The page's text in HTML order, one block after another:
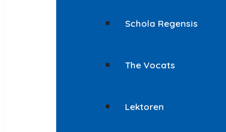
Schola Regensis
The Vocats
Lektoren